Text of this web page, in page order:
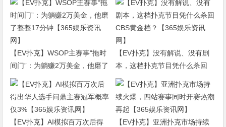
【EV扑克】WSOP主赛事“拖时
间门”：为躺赚2万美金，他磨了
整整17分钟【365娱乐资讯网】
【EV扑克】没有解说、没有剧
本，这档扑克节目凭什么杀回
CBS黄金档？【365娱乐资讯
【EV扑克】AI模拟百万次后得
【EV扑克】亚洲扑克市场持续